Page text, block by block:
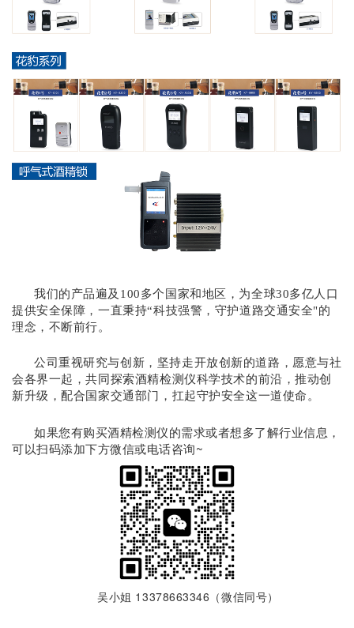
我们的产品遍及100多个国家和地区，为全球30多亿人口
提供安全保障，一直秉持“科技强警，守护道路交通安全"的
理念，不断前行。
公司重视研究与创新，坚持走开放创新的道路， 愿意与社
会各界一起，共同探索酒精检测仪科学技术的前沿，推动创
新升级 ，配合国家交通部门，扛起守护安全这一道使命。
如果您有购买酒精检测仪的需求或者想多了解行业信息，
可以扫码添加下方微信或电话咨询~
吴小姐 13378663346（微信同号）